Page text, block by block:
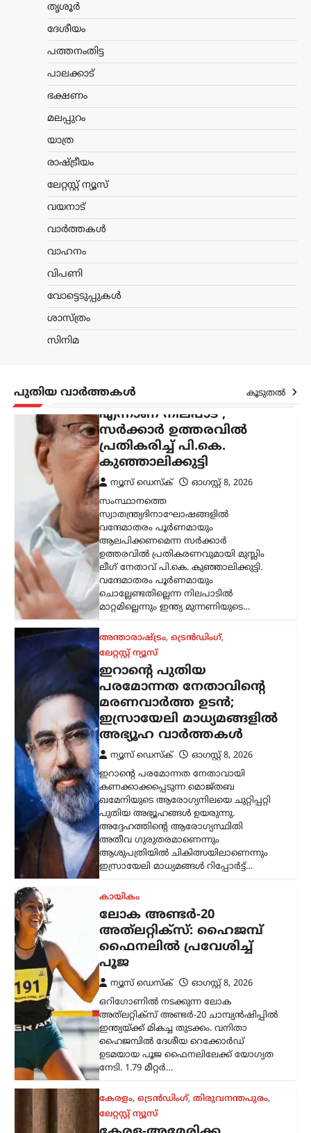
തൃശൂർ
ദേശീയം
പത്തനംതിട്ട
പാലക്കാട്
ഭക്ഷണം
മലപ്പുറം
യാത്ര
രാഷ്ട്രീയം
ലേറ്റസ്റ്റ് ന്യൂസ്
വയനാട്
വാർത്തകൾ
വാഹനം
വിപണി
വോട്ടെടുപ്പുകൾ
ശാസ്ത്രം
സിനിമ
പുതിയ വാർത്തകൾ കൂടുതൽ
സെർജിയോ ഗോറുമായി മുഖ്യമന്ത്രി
കൊച്ചിയിലെ ഒരു സ്വകാര്യ ഹോട്ടലിൽ
നടന്ന കൂടിക്കാഴ്ചയിൽ ചീഫ്
ആലപിക്കേണ്ടതില്ല
എന്നാണ് നിലപാട് ;
പ്രതികരിച്ച് പി.കെ.
കുഞ്ഞാലിക്കുട്ടി
ന്യൂസ് ഡെസ്ക്
ഓഗസ്റ്റ്‌ 8, 2026
വന്ദേമാതരം പൂർണമായും
ഉത്തരവിൽ പ്രതികരണവുമായി മുസ്ലിം
ലീഗ് നേതാവ് പി.കെ. കുഞ്ഞാലിക്കുട്ടി.
ചൊല്ലേണ്ടതില്ലെന്ന നിലപാടിൽ
ലേറ്റസ്റ്റ് ന്യൂസ്
ഇറാന്റെ പുതിയ
പരമോന്നത നേതാവിന്റെ
മരണവാർത്ത ഉടൻ;
ഇസ്രായേലി മാധ്യമങ്ങളിൽ
അഭ്യൂഹ വാർത്തകൾ
ന്യൂസ് ഡെസ്ക്
ഓഗസ്റ്റ്‌ 8, 2026
ഇറാന്റെ പരമോന്നത നേതാവായി
കണക്കാക്കപ്പെടുന്ന മൊജ്തബ
ഖമേനിയുടെ ആരോഗ്യനിലയെ ചുറ്റിപ്പറ്റി
പുതിയ അഭ്യൂഹങ്ങൾ ഉയരുന്നു.
അദ്ദേഹത്തിന്റെ ആരോഗ്യസ്ഥിതി
അതീവ ഗുരുതരമാണെന്നും
ആശുപത്രിയിൽ ചികിത്സയിലാണെന്നും
ഇസ്രായേലി മാധ്യമങ്ങൾ റിപ്പോർട്ട്…
കായികം
ലോക അണ്ടർ-20
അത്‌ലറ്റിക്സ്: ഹൈജമ്പ്
ഫൈനലിൽ പ്രവേശിച്ച്
പൂജ
ന്യൂസ് ഡെസ്ക്
ഓഗസ്റ്റ്‌ 8, 2026
ഒറിഗോണിൽ നടക്കുന്ന ലോക
അത്‌ലറ്റിക്സ് അണ്ടർ-20 ചാമ്പ്യൻഷിപ്പിൽ
ഇന്ത്യയ്ക്ക് മികച്ച തുടക്കം. വനിതാ
ഹൈജമ്പിൽ ദേശീയ റെക്കോർഡ്
ഉടമയായ പൂജ ഫൈനലിലേക്ക് യോഗ്യത
നേടി. 1.79 മീറ്റർ…
കേരളം ട്രെൻഡിംഗ് തിരുവനന്തപുരം
ലേറ്റസ്റ്റ് ന്യൂസ്
കേരള-അമേരിക്ക
സഹകരണ
സാധ്യതകൾക്ക് പുതിയ
വഴികൾ; സെർജിയോ
ഗോറുമായി
മുഖ്യമന്ത്രിയുടെ
കൂടിക്കാഴ്ച
ന്യൂസ് ഡെസ്ക്
ഓഗസ്റ്റ്‌ 8, 2026
ഇന്ത്യയിലെ അമേരിക്കൻ അംബാസിഡർ
സെർജിയോ ഗോറുമായി മുഖ്യമന്ത്രി
വി.ഡി. സതീശൻ കൂടിക്കാഴ്ച നടത്തി.
കൊച്ചിയിലെ ഒരു സ്വകാര്യ ഹോട്ടലിൽ
നടന്ന കൂടിക്കാഴ്ചയിൽ ചീഫ്
സെക്രട്ടറിയും വ്യവസായ വകുപ്പ്…
ലേറ്റസ്റ്റ് ന്യൂസ്
വന്ദേമാതരം പൂർണമായി